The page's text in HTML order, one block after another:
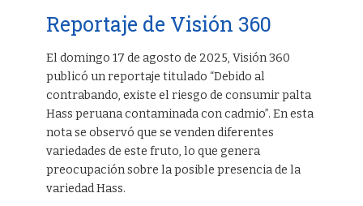
Reportaje de Visión 360
El domingo 17 de agosto de 2025, Visión 360
publicó un reportaje titulado “Debido al
contrabando, existe el riesgo de consumir palta
Hass peruana contaminada con cadmio”. En esta
nota se observó que se venden diferentes
variedades de este fruto, lo que genera
preocupación sobre la posible presencia de la
variedad Hass.